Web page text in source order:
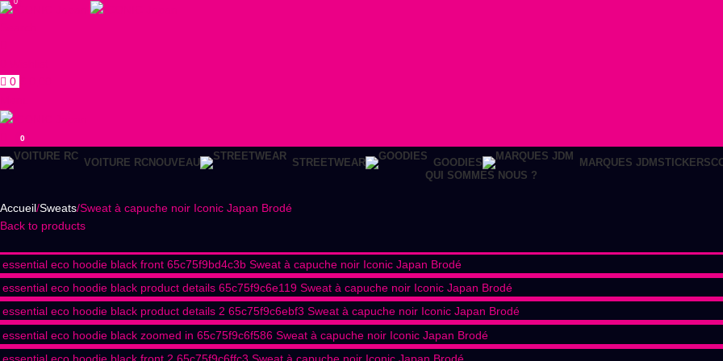
0
0
VOITURE RC NOUVEAU STREETWEAR GOODIES MARQUES JDM STICKERS
QUI SOMMES NOUS ?
Accueil Sweats Sweat à capuche noir Iconic Japan Brodé
Back to products
0